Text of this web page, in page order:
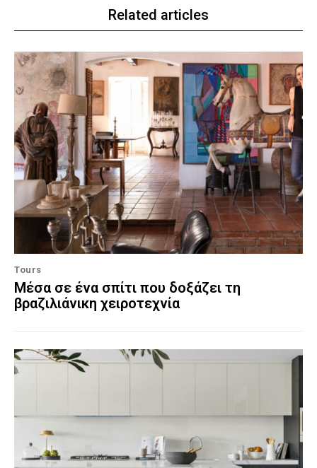
Related articles
Tours
Μέσα σε ένα σπίτι που δοξάζει τη
βραζιλιάνικη χειροτεχνία